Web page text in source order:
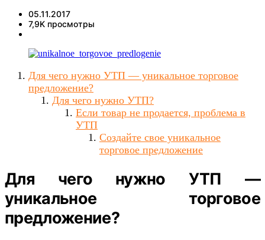
05.11.2017
7,9K просмотры
Для чего нужно УТП — уникальное торговое
предложение?
Для чего нужно УТП?
Если товар не продается, проблема в
УТП
Создайте свое уникальное
торговое предложение
Для чего нужно УТП —
уникальное торговое
предложение?